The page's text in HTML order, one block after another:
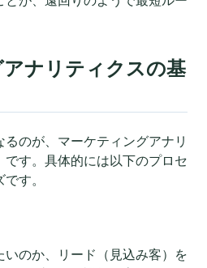
ナリティクスの基
のが、マーケティングアナリ
す。具体的には以下のプロセ
す。
いのか、リード（見込み客）を